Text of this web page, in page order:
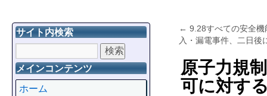
← 9.28すべての安全
入・漏電事件、二日後
原子力規
可に対す
サイト内検索
メインコンテンツ
ホーム